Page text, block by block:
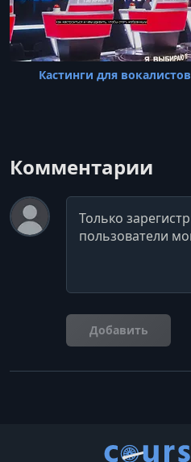
Кастинги для вокалистов
Комментарии
Комментарий
Добавить